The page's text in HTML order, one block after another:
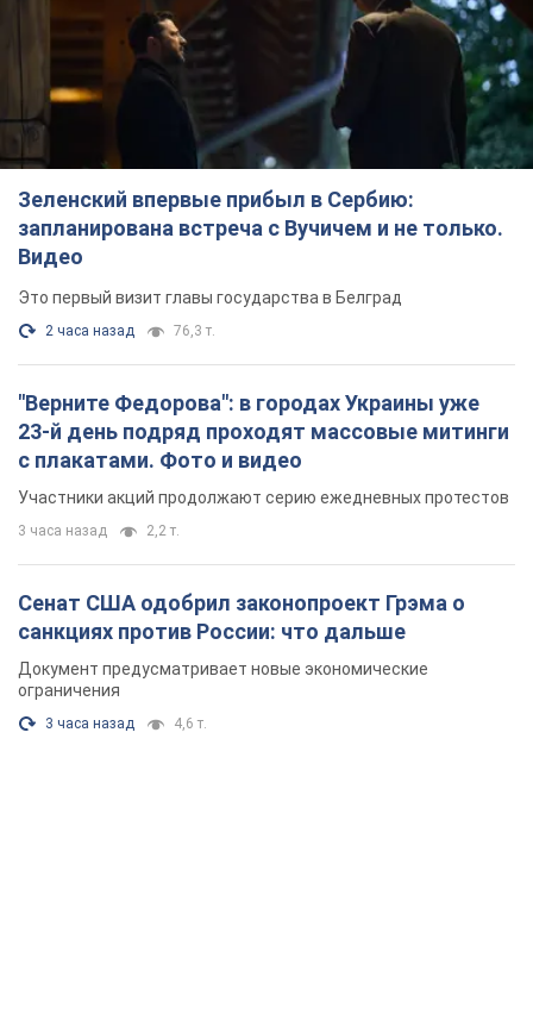
Зеленский впервые прибыл в Сербию:
запланирована встреча с Вучичем и не только.
Видео
Это первый визит главы государства в Белград
2 часа назад 76,3 т.
"Верните Федорова": в городах Украины уже
23-й день подряд проходят массовые митинги
с плакатами. Фото и видео
Участники акций продолжают серию ежедневных протестов
3 часа назад 2,2 т.
Сенат США одобрил законопроект Грэма о
санкциях против России: что дальше
Документ предусматривает новые экономические
ограничения
3 часа назад 4,6 т.